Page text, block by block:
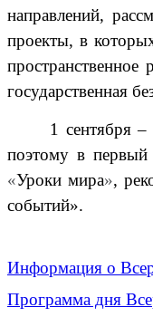
направлений,
проекты, в
государственная
1 сентября
поэтому в
«Уроки мира»,
событий».
Информация о
Программа дня